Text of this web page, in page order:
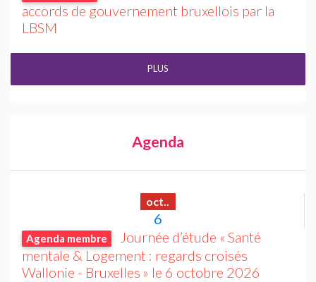
accords de gouvernement bruxellois par la
LBSM
PLUS
Agenda
oct..
6
Agenda membre Journée d’étude « Santé
mentale & Logement : regards croisés
Wallonie - Bruxelles » le 6 octobre 2026